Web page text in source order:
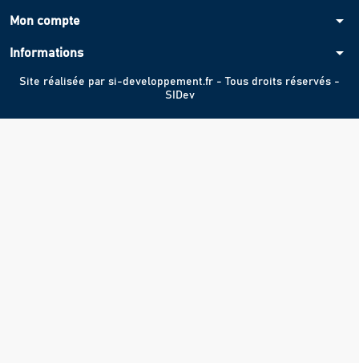
Mon compte arrow_drop_down
Informations arrow_drop_down
Site réalisée par si-developpement.fr - Tous droits réservés -
SIDev